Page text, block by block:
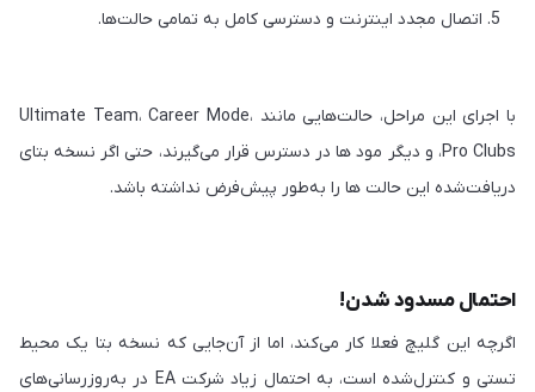
اتصال مجدد اینترنت و دسترسی کامل به تمامی حالت‌ها.
با اجرای این مراحل، حالت‌هایی مانند Ultimate Team، Career Mode،
Pro Clubs، و دیگر مود ها در دسترس قرار می‌گیرند، حتی اگر نسخه بتای
دریافت‌شده این حالت ها را به‌طور پیش‌فرض نداشته باشد.
احتمال مسدود شدن!
اگرچه این گلیچ فعلا کار می‌کند، اما از آن‌جایی که نسخه بتا یک محیط
تستی و کنترل‌شده است، به احتمال زیاد شرکت EA در به‌روزرسانی‌های